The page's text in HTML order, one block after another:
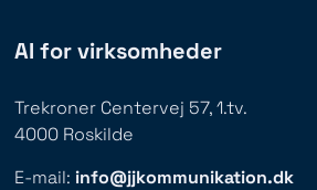
AI for virksomheder
Trekroner Centervej 57, 1.tv.
4000 Roskilde
E-mail: info@jjkommunikation.dk